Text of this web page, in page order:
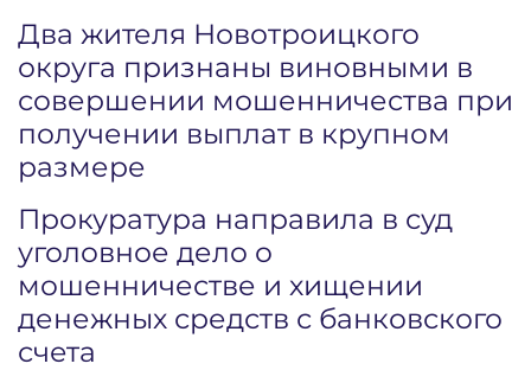
Два жителя Новотроицкого
округа признаны виновными в
совершении мошенничества при
получении выплат в крупном
размере
Прокуратура направила в суд
уголовное дело о
мошенничестве и хищении
денежных средств с банковского
счета